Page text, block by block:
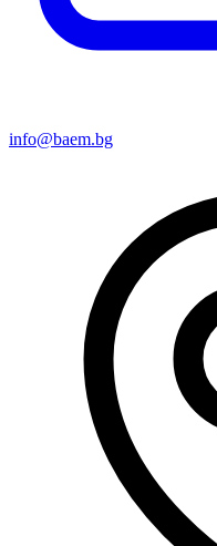
info@baem.bg